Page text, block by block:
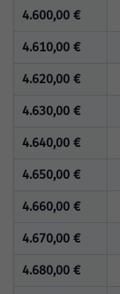
4.600,00 €
4.610,00 €
4.620,00 €
4.630,00 €
4.640,00 €
4.650,00 €
4.660,00 €
4.670,00 €
4.680,00 €